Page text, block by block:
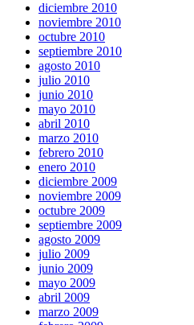
diciembre 2010
noviembre 2010
octubre 2010
septiembre 2010
agosto 2010
julio 2010
junio 2010
mayo 2010
abril 2010
marzo 2010
febrero 2010
enero 2010
diciembre 2009
noviembre 2009
octubre 2009
septiembre 2009
agosto 2009
julio 2009
junio 2009
mayo 2009
abril 2009
marzo 2009